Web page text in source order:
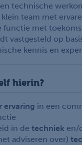
technische
team met
functie met
vastgesteld op
kennis en
hierin?
ervaring in een
in de techniek en/
adviseren over)